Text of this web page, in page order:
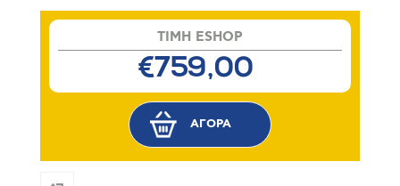
TIMH ESHOP
€759,00